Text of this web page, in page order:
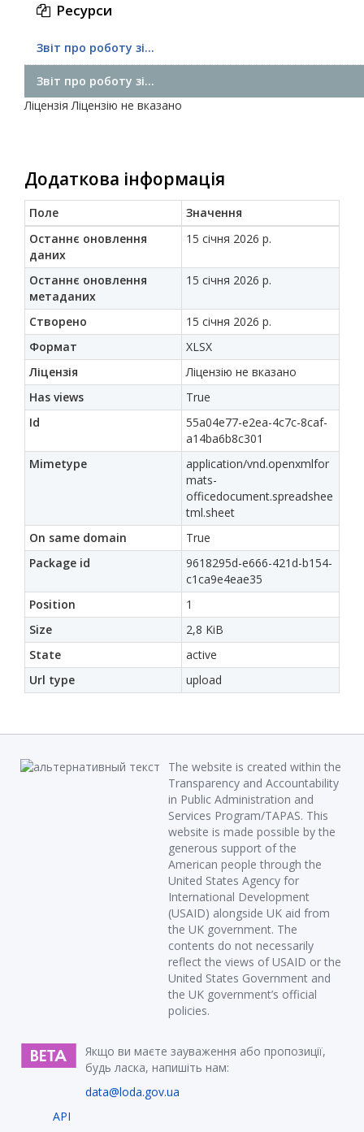
Ресурси
Звіт про роботу зі...
Звіт про роботу зі...
ЛіцензіяЛіцензію не вказано
Додаткова інформація
Поле
Значення
Останнє оновлення
даних
15 січня 2026 р.
Останнє оновлення
метаданих
15 січня 2026 р.
Створено
15 січня 2026 р.
Формат
XLSX
Ліцензія
Ліцензію не вказано
Has views
True
Id
55a04e77-e2ea-4c7c-8caf-
a14ba6b8c301
Mimetype
application/vnd.openxmlfor
mats-
officedocument.spreadshee
tml.sheet
On same domain
True
Package id
9618295d-e666-421d-b154-
c1ca9e4eae35
Position
1
Size
2,8 KiB
State
active
Url type
upload
The website is created within the
Transparency and Accountability
in Public Administration and
Services Program/TAPAS. This
website is made possible by the
generous support of the
American people through the
United States Agency for
International Development
(USAID) alongside UK aid from
the UK government. The
contents do not necessarily
reflect the views of USAID or the
United States Government and
the UK government’s official
policies.
Якщо ви маєте зауваження або пропозиції,
будь ласка, напишіть нам:
data@loda.gov.ua
API